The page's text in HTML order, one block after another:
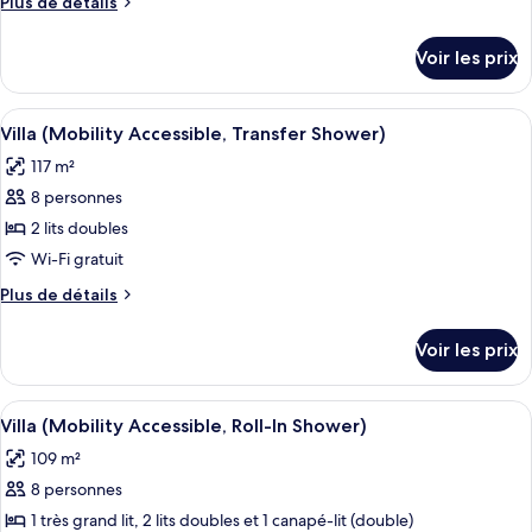
chambre :
Villa
(Mobility
Accessible,
Roll-
In
Shower)
le
type
de
chambre
Villa
(Mobility
Roll-
In
Voir les prix
Afficher
toutes
les
photos
pour
ce
type
de
Villa
(Mobility
Accessible,
Transfer
Shower)
Un espace de restauration d’hôtel
3
Villa (Mobility Accessible, Transfer Shower)
117 m²
8 personnes
2 lits doubles
Wi-Fi gratuit
Plus de détails
Plus
le
type
de
chambre
Villa
(Mobility
Voir les prix
Afficher
toutes
les
photos
pour
Une chambre d’hôtel avec un coin
8
Villa (Mobility Accessible, Roll-In Shower)
109 m²
8 personnes
1 très grand lit, 2 lits doubles et 1 canapé-lit (double)